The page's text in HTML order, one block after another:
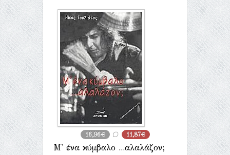
16,96€ 11,87€
Μ' ένα κύμβαλο ...αλαλάζον;